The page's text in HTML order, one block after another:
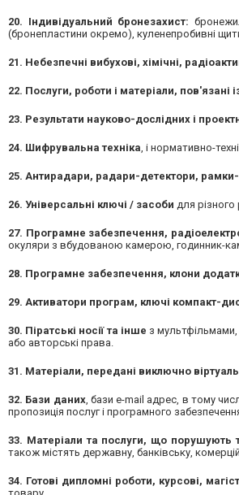
20. Індивідуальний бронезахист:
(бронепластини окремо), куленепробивні
21. Небезпечні вибухові, хімічні,
22. Послуги, роботи і матеріали, пов'язані
23. Результати науково-дослідних і
24. Шифрувальна техніка, і нормативно-
25. Антирадари, радари-детектори,
26. Універсальні ключі / засоби для різного
27. Програмне забезпечення,
окуляри з вбудованою камерою, годинник-
28. Програмне забезпечення, клони
29. Активатори програм, ключі компакт-
30. Піратські носії та інше з
або авторські права.
31. Матеріали, передані виключно
32. Бази даних, бази e-mail адрес, в тому
пропозиція послуг і програмного
33. Матеріали та послуги, що порушують
також містять державну, банківську,
34. Готові дипломні роботи, курсові,